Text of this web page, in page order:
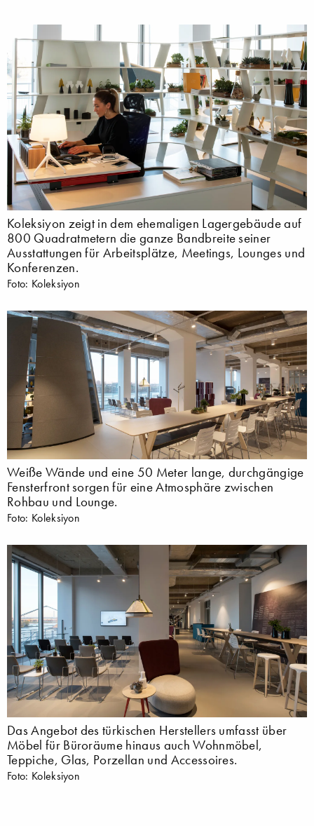
Koleksiyon zeigt in dem ehemaligen Lagergebäude auf
800 Quadratmetern die ganze Bandbreite seiner
Ausstattungen für Arbeitsplätze, Meetings, Lounges und
Konferenzen.
Foto: Koleksiyon
Weiße Wände und eine 50 Meter lange, durchgängige
Fensterfront sorgen für eine Atmosphäre zwischen
Rohbau und Lounge.
Foto: Koleksiyon
Das Angebot des türkischen Herstellers umfasst über
Möbel für Büroräume hinaus auch Wohnmöbel,
Teppiche, Glas, Porzellan und Accessoires.
Foto: Koleksiyon